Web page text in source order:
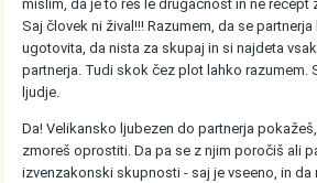
mislim, da je to res le drugačnost in ne recept
Saj človek ni žival!!! Razumem, da se
ugotovita, da nista za skupaj in si najdeta
partnerja. Tudi skok čez plot lahko razumem.
ljudje.
Da! Velikansko ljubezen do partnerja
zmoreš oprostiti. Da pa se z njim poročiš ali
izvenzakonski skupnosti - saj je vseeno, in da